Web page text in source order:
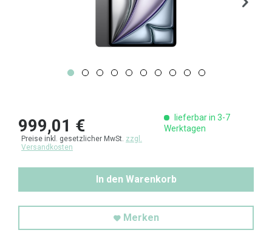
999,01 €
Preise inkl. gesetzlicher MwSt. zzgl.
Versandkosten
lieferbar in 3-7
Werktagen
In den Warenkorb
Merken